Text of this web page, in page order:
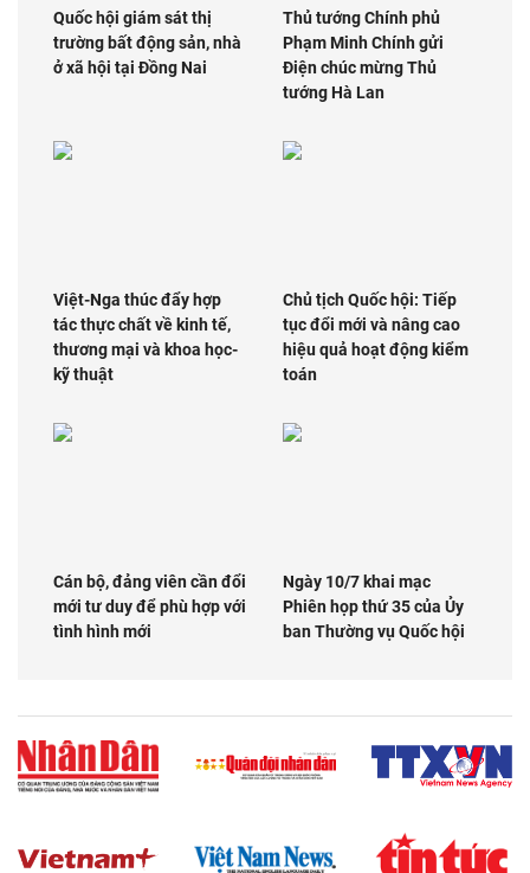
Quốc hội giám sát thị
trường bất động sản, nhà
ở xã hội tại Đồng Nai
Thủ tướng Chính phủ
Phạm Minh Chính gửi
Điện chúc mừng Thủ
tướng Hà Lan
Việt-Nga thúc đẩy hợp
tác thực chất về kinh tế,
thương mại và khoa học-
kỹ thuật
Chủ tịch Quốc hội: Tiếp
tục đổi mới và nâng cao
hiệu quả hoạt động kiểm
toán
Cán bộ, đảng viên cần đổi
mới tư duy để phù hợp với
tình hình mới
Ngày 10/7 khai mạc
Phiên họp thứ 35 của Ủy
ban Thường vụ Quốc hội